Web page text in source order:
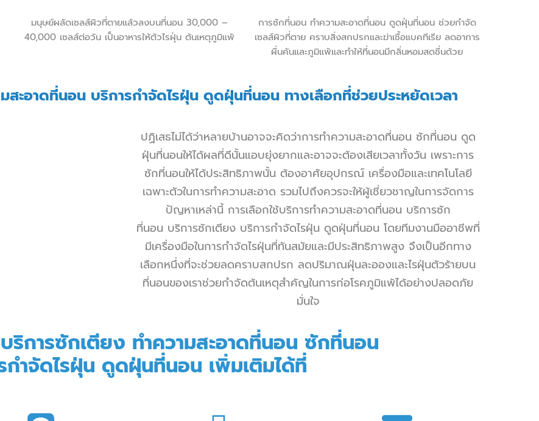
มนุษย์ผลัดเซลส์ผิวที่ตายแล้วลงบนที่นอน 30,000 –
40,000 เซลส์ต่อวัน เป็นอาหารให้ตัวไรฝุ่น ต้นเหตุภูมิแพ้
การซักที่นอน ทำความสะอาดที่นอน ดูดฝุ่นที่นอนช่วยกำจัด
เซลส์ผิวที่ตาย คราบสิ่งสกปรกและฆ่าเชื้อแบคทีเรีย ลดอาการ
ผื่นคันและภูมิแพ้และทำให้ที่นอนมีกลิ่นหอมสดชื่นด้วย
สะอาดที่นอน บริการกำจัดไรฝุ่น ดูดฝุ่นที่นอน ทางเลือกที่ช่วยประหยัดเวลา
ปฏิเสธไม่ได้ว่าหลายบ้านอาจจะคิดว่าการทำความสะอาดที่นอน ซักที่นอน ดูด
ฝุ่นที่นอนให้ได้ผลที่ดีนั้นแอบยุ่งยากและอาจจะต้องเสียเวลาทั้งวัน เพราะการ
ซักที่นอนให้ได้ประสิทธิภาพนั้น ต้องอาศัยอุปกรณ์ เครื่องมือและเทคโนโลยี
เฉพาะตัวในการทำความสะอาด รวมไปถึงควรจะให้ผู้เชี่ยวชาญในการจัดการ
ปัญหาเหล่านี้ การเลือกใช้บริการทำความสะอาดที่นอน บริการซัก
ที่นอน บริการซักเตียง บริการกำจัดไรฝุ่น ดูดฝุ่นที่นอน โดยทีมงานมืออาชีพที่
มีเครื่องมือในการกำจัดไรฝุ่นที่ทันสมัยและมีประสิทธิภาพสูง จึงเป็นอีกทาง
เลือกหนึ่งที่จะช่วยลดคราบสกปรก ลดปริมาณฝุ่นละอองและไรฝุ่นตัวร้ายบน
ที่นอนของเราช่วยกำจัดต้นเหตุสำคัญในการก่อโรคภูมิแพ้ได้อย่างปลอดภัย
มั่นใจ
ริการซักเตียง ทำความสะอาดที่นอน ซักที่นอน
กำจัดไรฝุ่น ดูดฝุ่นที่นอน เพิ่มเติมได้ที่